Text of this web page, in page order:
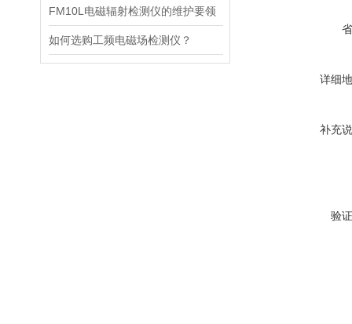
FM10L电磁辐射检测仪的维护要领
如何选购工频电磁场检测仪？
详细
补充
验